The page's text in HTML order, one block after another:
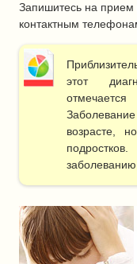
Запишитесь на прием
контактным
этот
возрасте,